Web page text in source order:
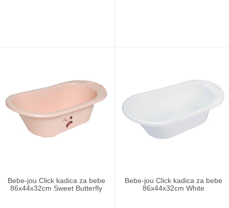
Bebe-jou Click kadica za bebe
86x44x32cm Sweet Butterfly
Bebe-jou Click kadica za bebe
86x44x32cm White